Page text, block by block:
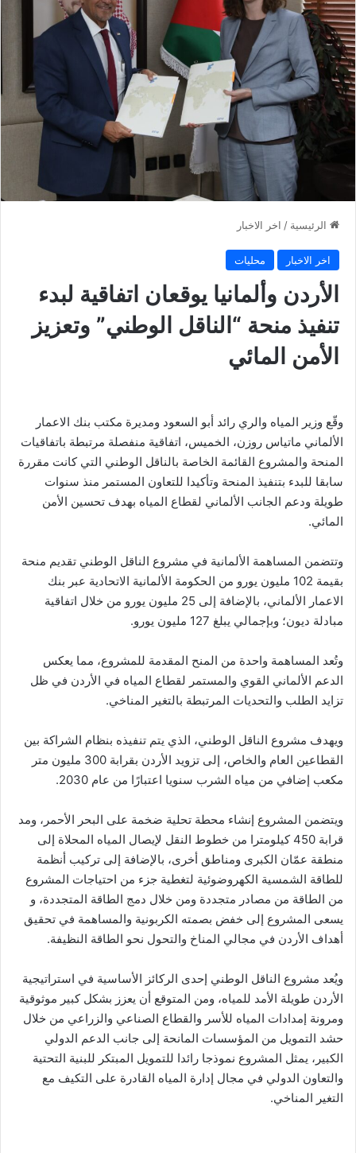
الرئيسية / اخر الاخبار
اخر الاخبار محليات
الأردن وألمانيا يوقعان اتفاقية لبدء
تنفيذ منحة “الناقل الوطني” وتعزيز
الأمن المائي
وقّع وزير المياه والري رائد أبو السعود ومديرة مكتب بنك الاعمار
الألماني ماتياس روزن، الخميس، اتفاقية منفصلة مرتبطة باتفاقيات
المنحة والمشروع القائمة الخاصة بالناقل الوطني التي كانت مقررة
سابقا للبدء بتنفيذ المنحة وتأكيدا للتعاون المستمر منذ سنوات
طويلة ودعم الجانب الألماني لقطاع المياه بهدف تحسين الأمن
المائي.
وتتضمن المساهمة الألمانية في مشروع الناقل الوطني تقديم منحة
بقيمة 102 مليون يورو من الحكومة الألمانية الاتحادية عبر بنك
الاعمار الألماني، بالإضافة إلى 25 مليون يورو من خلال اتفاقية
مبادلة ديون؛ وبإجمالي يبلغ 127 مليون يورو.
وتُعد المساهمة واحدة من المنح المقدمة للمشروع، مما يعكس
الدعم الألماني القوي والمستمر لقطاع المياه في الأردن في ظل
تزايد الطلب والتحديات المرتبطة بالتغير المناخي.
ويهدف مشروع الناقل الوطني، الذي يتم تنفيذه بنظام الشراكة بين
القطاعين العام والخاص، إلى تزويد الأردن بقرابة 300 مليون متر
مكعب إضافي من مياه الشرب سنويا اعتبارًا من عام 2030.
ويتضمن المشروع إنشاء محطة تحلية ضخمة على البحر الأحمر، ومد
قرابة 450 كيلومترا من خطوط النقل لإيصال المياه المحلاة إلى
منطقة عمّان الكبرى ومناطق أخرى، بالإضافة إلى تركيب أنظمة
للطاقة الشمسية الكهروضوئية لتغطية جزء من احتياجات المشروع
من الطاقة من مصادر متجددة ومن خلال دمج الطاقة المتجددة، و
يسعى المشروع إلى خفض بصمته الكربونية والمساهمة في تحقيق
أهداف الأردن في مجالي المناخ والتحول نحو الطاقة النظيفة.
ويُعد مشروع الناقل الوطني إحدى الركائز الأساسية في استراتيجية
الأردن طويلة الأمد للمياه، ومن المتوقع أن يعزز بشكل كبير موثوقية
ومرونة إمدادات المياه للأسر والقطاع الصناعي والزراعي من خلال
حشد التمويل من المؤسسات المانحة إلى جانب الدعم الدولي
الكبير، يمثل المشروع نموذجا رائدا للتمويل المبتكر للبنية التحتية
والتعاون الدولي في مجال إدارة المياه القادرة على التكيف مع
التغير المناخي.